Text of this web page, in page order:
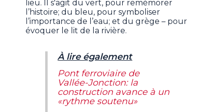
lieu. Il s'agit du vert, pour remémorer
l’histoire; du bleu, pour symboliser
l’importance de l’eau; et du grège – pour
évoquer le lit de la rivière.
À lire également
Pont ferroviaire de
Vallée-Jonction: la
construction avance à un
«rythme soutenu»